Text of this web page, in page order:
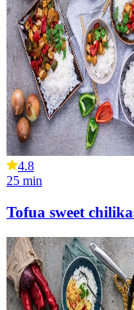
4.8
25 min
Tofua sweet